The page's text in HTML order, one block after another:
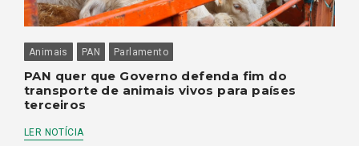
Animais PAN Parlamento
PAN quer que Governo defenda fim do
transporte de animais vivos para países
terceiros
LER NOTÍCIA